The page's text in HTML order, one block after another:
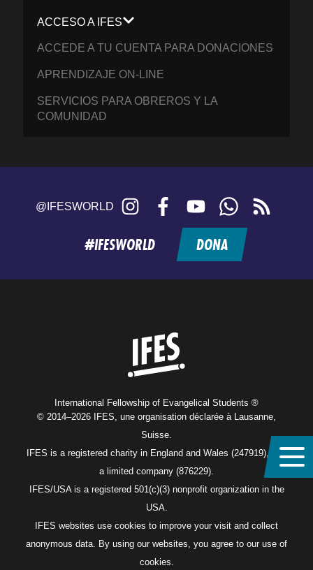
ACCESO A IFES
ACCEDE A TU CUENTA PARA DONACIONES
APRENDIZAJE ON-LINE
SERVICIOS PARA OBREROS Y LA
COMUNIDAD
@IFESWORLD Instagram FacebookYouTubeWhatsApp
feed
#IFESWORLD DONA
International Fellowship of Evangelical Students ®
© 2014–2026 IFES, une organisation déclarée à Lausanne,
Suisse.
IFES is a registered charity in England and Wales (247919), and
a limited company (876229).
IFES/USA is a registered 501(c)(3) nonprofit organization in the
USA.
IFES websites use cookies to improve your visit and collect
anonymous data. By using our websites, you agree to our use of
cookies.